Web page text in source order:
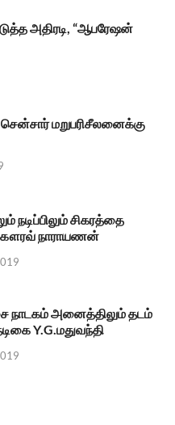
அதிரடி, “ஆபரேஷன்
சென்சார் மறுபரிசீலனைக்கு
நடிப்பிலும் சிகரத்தை
நாராயணன்
நாடகம் அனைத்திலும் தடம்
Y.G.மதுவந்தி